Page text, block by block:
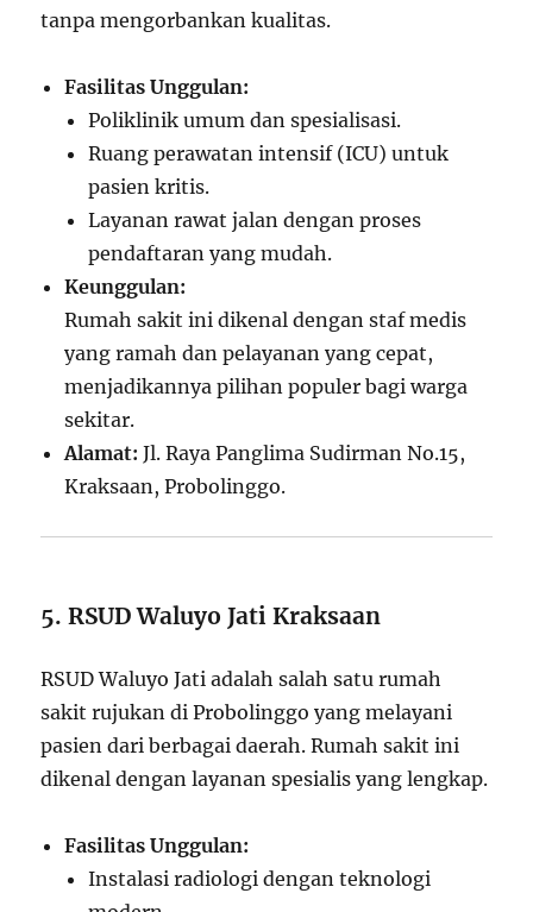
tanpa mengorbankan kualitas.
Fasilitas Unggulan:
Poliklinik umum dan spesialisasi.
Ruang perawatan intensif (ICU) untuk
pasien kritis.
Layanan rawat jalan dengan proses
pendaftaran yang mudah.
Keunggulan:
Rumah sakit ini dikenal dengan staf medis
yang ramah dan pelayanan yang cepat,
menjadikannya pilihan populer bagi warga
sekitar.
Alamat: Jl. Raya Panglima Sudirman No.15,
Kraksaan, Probolinggo.
5. RSUD Waluyo Jati Kraksaan
RSUD Waluyo Jati adalah salah satu rumah
sakit rujukan di Probolinggo yang melayani
pasien dari berbagai daerah. Rumah sakit ini
dikenal dengan layanan spesialis yang lengkap.
Fasilitas Unggulan:
Instalasi radiologi dengan teknologi